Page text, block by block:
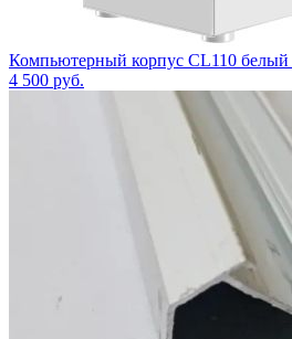
Компьютерный корпус CL110 белый
4 500 руб.